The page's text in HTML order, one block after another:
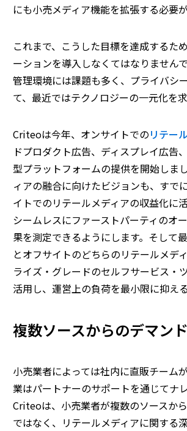
にも小売メディア機能を拡張する必要が
これまで、こうした目標を達成するた
ーションを導入しなくてはなりません
管理環境には課題も多く、プライバシ
て、最近ではテクノロジーの一元化を
Criteoは今年、オンサイトでのリテー
ドプロダクト広告、ディスプレイ広告
型プラットフォームの提供を開始しま
ィアの融合に向けたビジョンも、すで
イトでのリテールメディアの収益化に
シームレスにファーストパーティのオ
果を測定できるようにします。そして
とオフサイトのどちらのリテールメデ
ライズ・グレードのセルフサービス・
活用し、運営上の負荷を最小限に抑え
複数ソースからのデマン
小売業者によっては社内に直販チーム
業はパートナーのサポートを通じてナ
Criteoは、小売業者が複数のソースか
ではなく、リテールメディアに関する